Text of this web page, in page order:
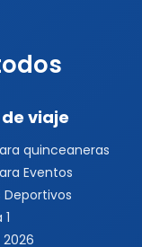
viaje
quinceaneras
Eventos
Deportivos